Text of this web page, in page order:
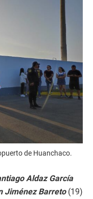
de Huanchaco.
Aldaz García
Jiménez Barreto(19)